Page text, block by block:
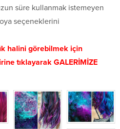
süre kullanmak istemeyen
seçeneklerini
halini görebilmek için
tıklayarak GALERİMİZE